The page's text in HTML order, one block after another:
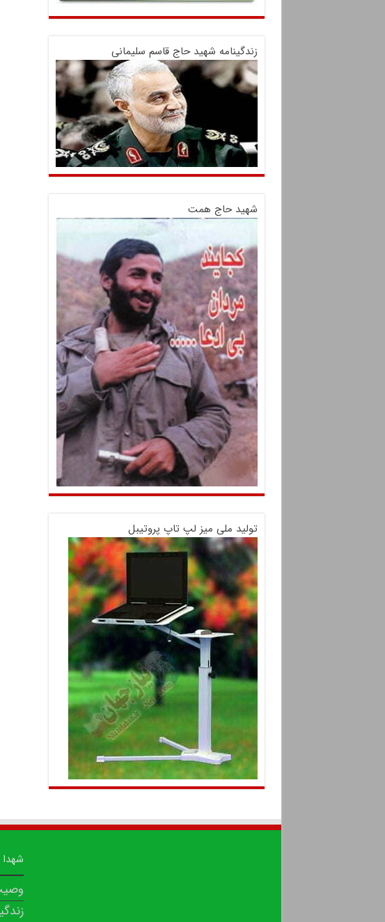
زندگینامه شهید حاج قاسم سلیمانی
شهید حاج همت
تولید ملی میز لپ تاپ پروتیبل
شهدا